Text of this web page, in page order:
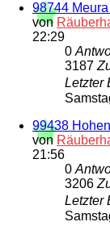
98744
von
22:29
0
3187
Letzter
99438
von
21:56
0
3206
Letzter